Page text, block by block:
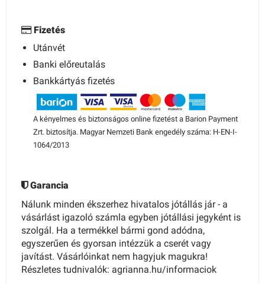
Fizetés
Utánvét
Banki előreutalás
Bankkártyás fizetés
A kényelmes és biztonságos online fizetést a Barion Payment
Zrt. biztosítja. Magyar Nemzeti Bank engedély száma: H-EN-I-
1064/2013
Garancia
Nálunk minden ékszerhez hivatalos jótállás jár - a
vásárlást igazoló számla egyben jótállási jegyként is
szolgál. Ha a termékkel bármi gond adódna,
egyszerűen és gyorsan intézzük a cserét vagy
javítást. Vásárlóinkat nem hagyjuk magukra!
Részletes tudnivalók: agrianna.hu/informaciok